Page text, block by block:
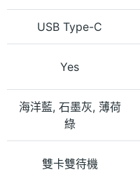
USB Type-C
Yes
海洋藍, 石墨灰, 薄荷
綠
雙卡雙待機